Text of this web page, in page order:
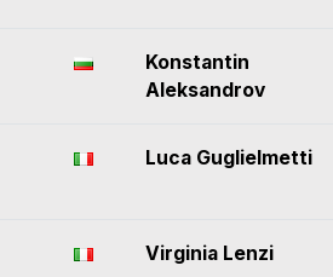
Konstantin
Aleksandrov
Luca Guglielmetti
Virginia Lenzi